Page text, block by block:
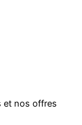
et nos offres